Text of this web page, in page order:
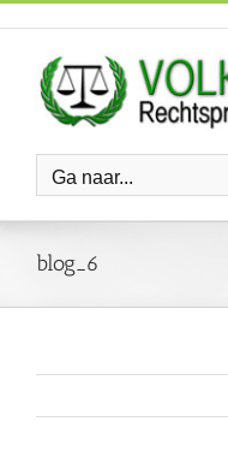
Ga
naar
Ga naar...
blog_6